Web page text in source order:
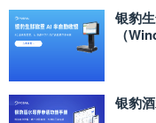
银豹
（
银豹